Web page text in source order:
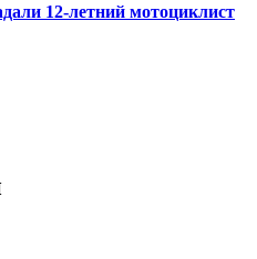
12-летний мотоциклист